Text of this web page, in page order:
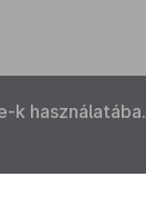
k használatába.